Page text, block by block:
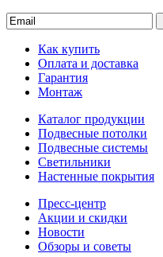
Как купить
Оплата и доставка
Гарантия
Монтаж
Каталог продукции
Подвесные потолки
Подвесные системы
Светильники
Настенные покрытия
Пресс-центр
Акции и скидки
Новости
Обзоры и советы